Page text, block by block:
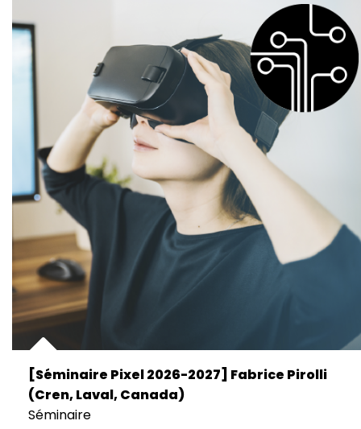
[Séminaire Pixel 2026-2027] Fabrice Pirolli
(Cren, Laval, Canada)
Séminaire